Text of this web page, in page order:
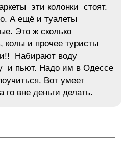
эти колонки стоят.
А ещё и туалеты
Это ж сколько
колы и прочее туристы
Набирают воду
и пьют. Надо им в Одессе
Вот умеет
го вне деньги делать.